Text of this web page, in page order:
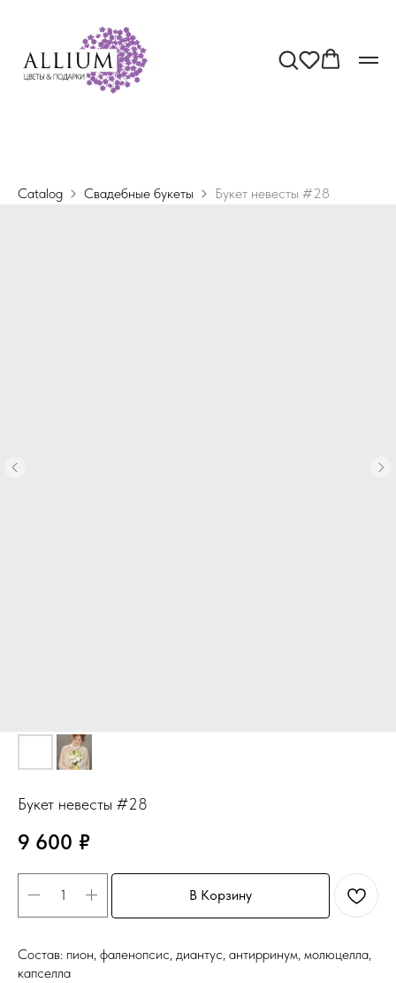
Catalog Свадебные букеты Букет невесты #28
Букет невесты #28
9 600 ₽
В Корзину
Состав: пион, фаленопсис, диантус, антирринум, молюцелла,
капселла